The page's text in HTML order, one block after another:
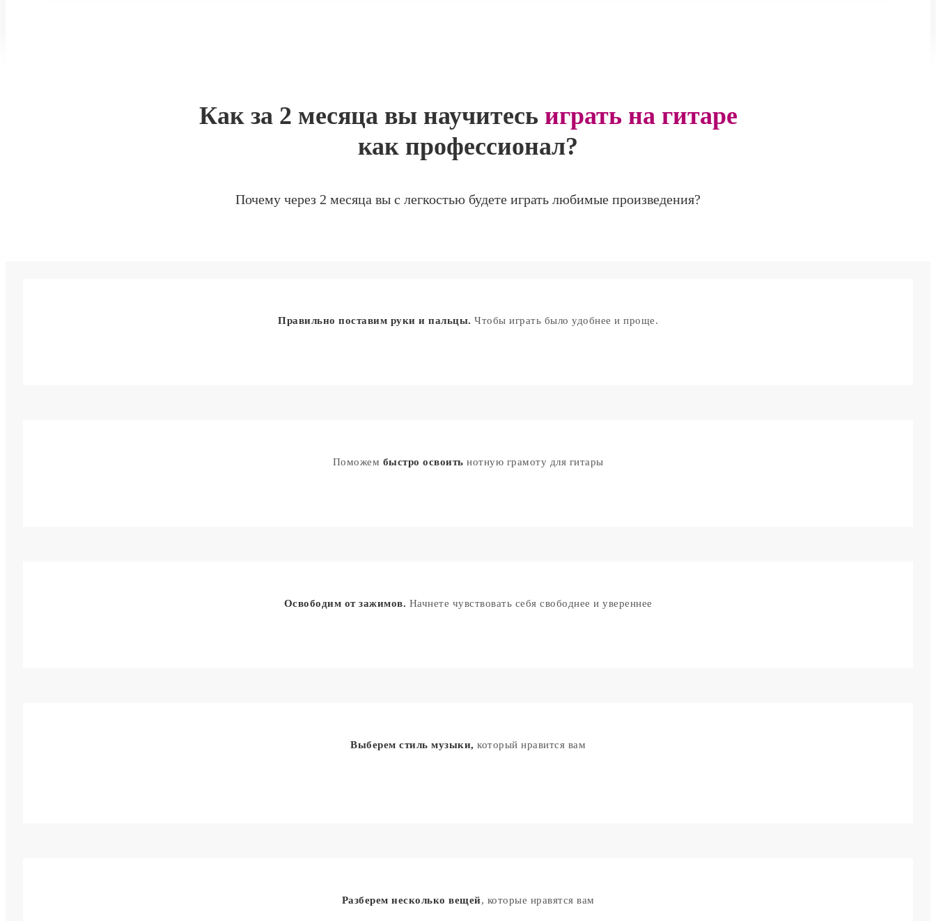
Как за 2 месяца вы научитесь играть на гитаре
как профессионал?
Почему через 2 месяца вы с легкостью будете играть любимые произведения?
Правильно поставим руки и пальцы. Чтобы играть было удобнее и проще.
Поможем быстро освоить нотную грамоту для гитары
Освободим от зажимов. Начнете чувствовать себя свободнее и увереннее
Выберем стиль музыки, который нравится вам
Разберем несколько вещей, которые нравятся вам